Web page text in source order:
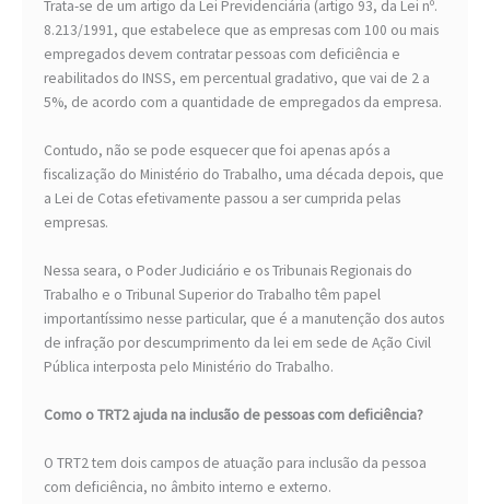
Trata-se de um artigo da Lei Previdenciária (artigo 93, da Lei nº.
8.213/1991, que estabelece que as empresas com 100 ou mais
empregados devem contratar pessoas com deficiência e
reabilitados do INSS, em percentual gradativo, que vai de 2 a
5%, de acordo com a quantidade de empregados da empresa.
Contudo, não se pode esquecer que foi apenas após a
fiscalização do Ministério do Trabalho, uma década depois, que
a Lei de Cotas efetivamente passou a ser cumprida pelas
empresas.
Nessa seara, o Poder Judiciário e os Tribunais Regionais do
Trabalho e o Tribunal Superior do Trabalho têm papel
importantíssimo nesse particular, que é a manutenção dos autos
de infração por descumprimento da lei em sede de Ação Civil
Pública interposta pelo Ministério do Trabalho.
Como o TRT2 ajuda na inclusão de pessoas com deficiência?
O TRT2 tem dois campos de atuação para inclusão da pessoa
com deficiência, no âmbito interno e externo.